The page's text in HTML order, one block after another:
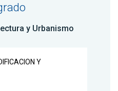
y Urbanismo
Y